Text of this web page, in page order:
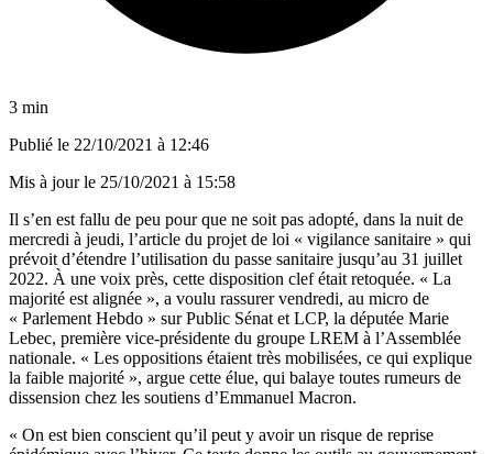
3 min
Publié le 22/10/2021 à 12:46
Mis à jour le 25/10/2021 à 15:58
Il s’en est fallu de peu pour que ne soit pas adopté, dans la nuit de
mercredi à jeudi, l’article du projet de loi « vigilance sanitaire » qui
prévoit d’étendre l’utilisation du passe sanitaire jusqu’au 31 juillet
2022. À une voix près, cette disposition clef était retoquée. « La
majorité est alignée », a voulu rassurer vendredi, au micro de
« Parlement Hebdo » sur Public Sénat et LCP, la députée Marie
Lebec, première vice-présidente du groupe LREM à l’Assemblée
nationale. « Les oppositions étaient très mobilisées, ce qui explique
la faible majorité », argue cette élue, qui balaye toutes rumeurs de
dissension chez les soutiens d’Emmanuel Macron.
« On est bien conscient qu’il peut y avoir un risque de reprise